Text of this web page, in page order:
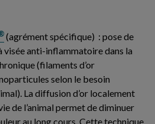
(agrément spécifique) : pose de
visée anti-inflammatoire dans la
(filaments d’or
selon le besoin
La diffusion d’or localement
de l’animal permet de diminuer
au long cours. Cette technique